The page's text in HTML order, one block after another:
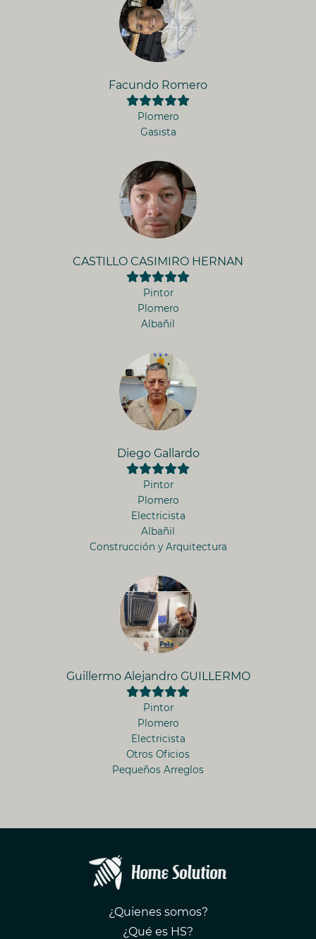
Facundo Romero
Plomero
Gasista
CASTILLO CASIMIRO HERNAN
Pintor
Plomero
Albañil
Diego Gallardo
Pintor
Plomero
Electricista
Albañil
Construcción y Arquitectura
Guillermo Alejandro GUILLERMO
Pintor
Plomero
Electricista
Otros Oficios
Pequeños Arreglos
¿Quienes somos?
¿Qué es HS?